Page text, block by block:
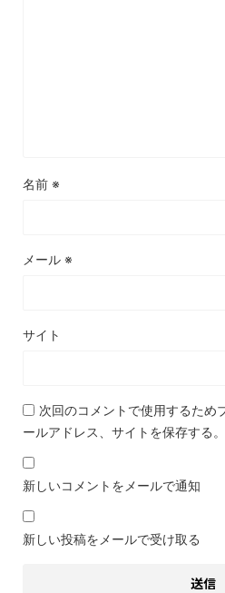
名前 ※
メール ※
サイト
次回のコメントで使用するため
ールアドレス、サイトを保存する。
新しいコメントをメールで通知
新しい投稿をメールで受け取る